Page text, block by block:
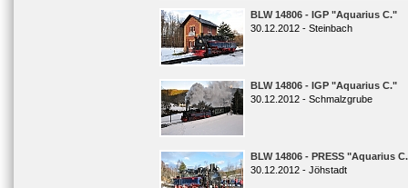
BLW 14806 - IGP "Aquarius C."
30.12.2012 - Steinbach
BLW 14806 - IGP "Aquarius C."
30.12.2012 - Schmalzgrube
BLW 14806 - PRESS "Aquarius
30.12.2012 - Jöhstadt